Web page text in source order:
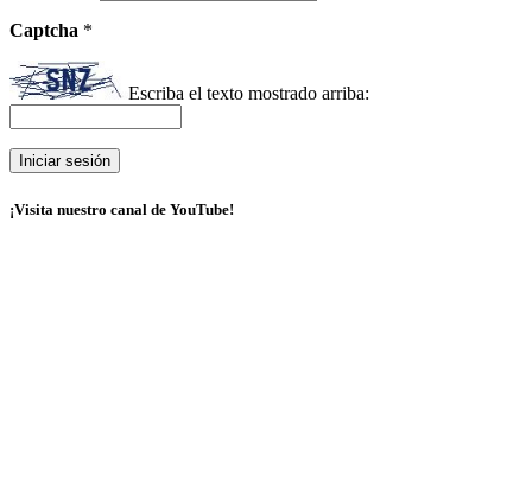
Captcha *
Escriba el texto mostrado arriba:
¡Visita nuestro canal de YouTube!